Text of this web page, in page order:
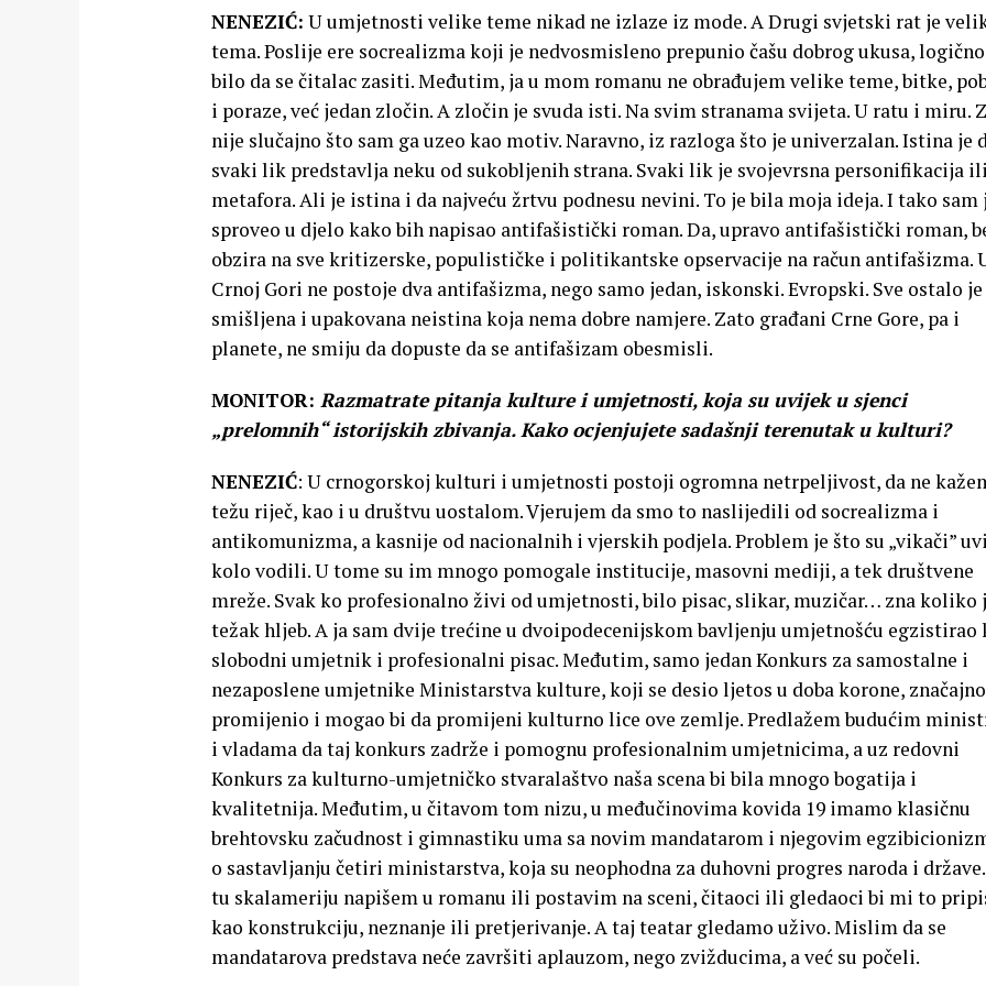
NENEZIĆ: U umjetnosti velike teme nikad ne izlaze iz mode. A Drugi svjetski rat je
tema. Poslije ere socrealizma koji je nedvosmisleno prepunio čašu dobrog ukusa,
bilo da se čitalac zasiti. Međutim, ja u mom romanu ne obrađujem velike teme, bitke,
i poraze, već jedan zločin. A zločin je svuda isti. Na svim stranama svijeta. U ratu i miru.
nije slučajno što sam ga uzeo kao motiv. Naravno, iz razloga što je univerzalan. Istina je
svaki lik predstavlja neku od sukobljenih strana. Svaki lik je svojevrsna personifikacija ili
metafora. Ali je istina i da najveću žrtvu podnesu nevini. To je bila moja ideja. I tako sam
sproveo u djelo kako bih napisao antifašistički roman. Da, upravo antifašistički roman,
obzira na sve kritizerske, populističke i politikantske opservacije na račun antifašizma.
Crnoj Gori ne postoje dva antifašizma, nego samo jedan, iskonski. Evropski. Sve ostalo je
smišljena i upakovana neistina koja nema dobre namjere. Zato građani Crne Gore, pa i
planete, ne smiju da dopuste da se antifašizam obesmisli.
MONITOR: Razmatrate pitanja kulture i umjetnosti, koja su uvijek u sjenci
„prelomnih“ istorijskih zbivanja. Kako ocjenjujete sadašnji terenutak u kulturi?
NENEZIĆ: U crnogorskoj kulturi i umjetnosti postoji ogromna netrpeljivost, da ne
težu riječ, kao i u društvu uostalom. Vjerujem da smo to naslijedili od socrealizma i
antikomunizma, a kasnije od nacionalnih i vjerskih podjela. Problem je što su „vikači”
kolo vodili. U tome su im mnogo pomogale institucije, masovni mediji, a tek društvene
mreže. Svak ko profesionalno živi od umjetnosti, bilo pisac, slikar, muzičar… zna koliko
težak hljeb. A ja sam dvije trećine u dvoipodecenijskom bavljenju umjetnošću egzistirao
slobodni umjetnik i profesionalni pisac. Međutim, samo jedan Konkurs za samostalne i
nezaposlene umjetnike Ministarstva kulture, koji se desio ljetos u doba korone,
promijenio i mogao bi da promijeni kulturno lice ove zemlje. Predlažem budućim
i vladama da taj konkurs zadrže i pomognu profesionalnim umjetnicima, a uz redovni
Konkurs za kulturno-umjetničko stvaralaštvo naša scena bi bila mnogo bogatija i
kvalitetnija. Međutim, u čitavom tom nizu, u međučinovima kovida 19 imamo klasičnu
brehtovsku začudnost i gimnastiku uma sa novim mandatarom i njegovim
o sastavljanju četiri ministarstva, koja su neophodna za duhovni progres naroda i
tu skalameriju napišem u romanu ili postavim na sceni, čitaoci ili gledaoci bi mi to
kao konstrukciju, neznanje ili pretjerivanje. A taj teatar gledamo uživo. Mislim da se
mandatarova predstava neće završiti aplauzom, nego zvižducima, a već su počeli.